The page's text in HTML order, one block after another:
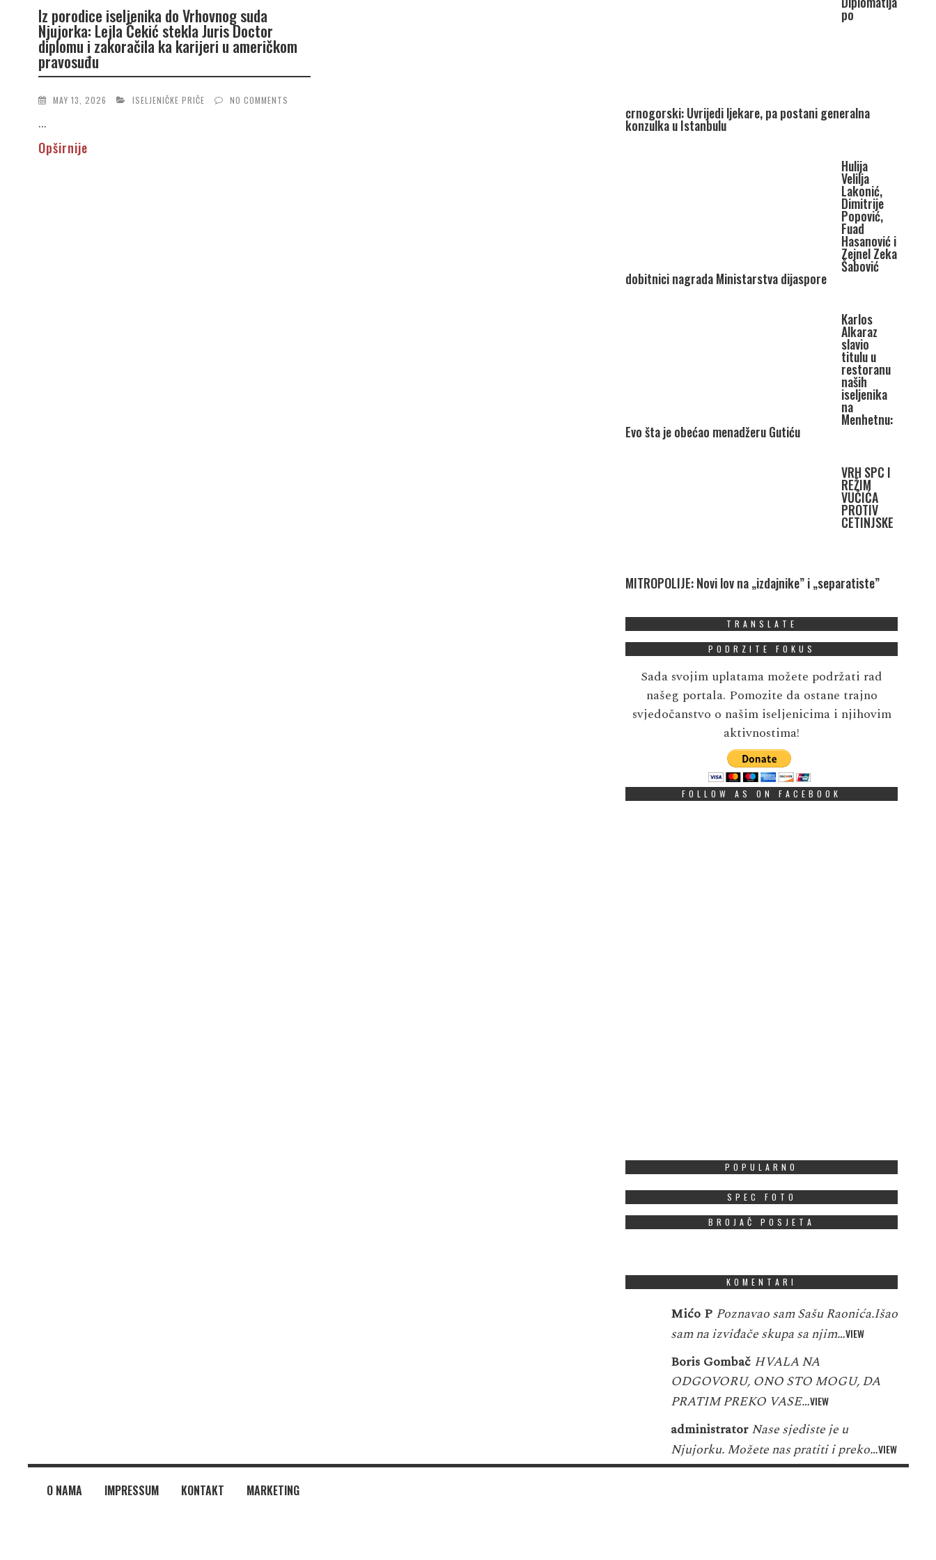
Iz porodice iseljenika do Vrhovnog suda
Njujorka: Lejla Čekić stekla Juris Doctor
diplomu i zakoračila ka karijeri u američkom
pravosuđu
MAY 13, 2026 ISELJENIČKE PRIČE NO COMMENTS
...
Opširnije
po
crnogorski: Uvrijedi ljekare, pa postani generalna
konzulka u Istanbulu
Hulija
Velilja
Lakonić,
Dimitrije
Popović,
Fuad
Hasanović i
Zejnel Zeka
Šabović
dobitnici nagrada Ministarstva dijaspore
Karlos
Alkaraz
slavio
titulu u
restoranu
naših
iseljenika
na
Menhetnu:
Evo šta je obećao menadžeru Gutiću
VRH SPC I
REŽIM
VUČIĆA
PROTIV
CETINJSKE
MITROPOLIJE: Novi lov na „izdajnike” i „separatiste”
TRANSLATE
PODRZITE FOKUS
Sada svojim uplatama možete podržati rad
našeg portala. Pomozite da ostane trajno
svjedočanstvo o našim iseljenicima i njihovim
aktivnostima!
FOLLOW AS ON FACEBOOK
POPULARNO
SPEC FOTO
BROJAČ POSJETA
KOMENTARI
Mićo P Poznavao sam Sašu Raonića.Išao
sam na izviđače skupa sa njim…VIEW
Boris Gombač HVALA NA
ODGOVORU, ONO STO MOGU, DA
PRATIM PREKO VASE…VIEW
administrator Nase sjediste je u
Njujorku. Možete nas pratiti i preko…VIEW
O NAMA IMPRESSUM KONTAKT MARKETING